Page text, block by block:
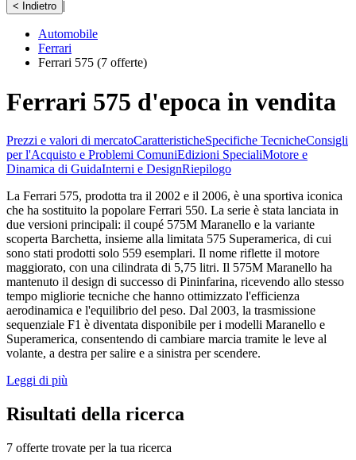
< Indietro |
Automobile
Ferrari
Ferrari 575 (7 offerte)
Ferrari 575 d'epoca in vendita
Prezzi e valori di mercatoCaratteristicheSpecifiche TecnicheConsigli
per l'Acquisto e Problemi ComuniEdizioni SpecialiMotore e
Dinamica di GuidaInterni e DesignRiepilogo
La Ferrari 575, prodotta tra il 2002 e il 2006, è una sportiva iconica
che ha sostituito la popolare Ferrari 550. La serie è stata lanciata in
due versioni principali: il coupé 575M Maranello e la variante
scoperta Barchetta, insieme alla limitata 575 Superamerica, di cui
sono stati prodotti solo 559 esemplari. Il nome riflette il motore
maggiorato, con una cilindrata di 5,75 litri. Il 575M Maranello ha
mantenuto il design di successo di Pininfarina, ricevendo allo stesso
tempo migliorie tecniche che hanno ottimizzato l'efficienza
aerodinamica e l'equilibrio del peso. Dal 2003, la trasmissione
sequenziale F1 è diventata disponibile per i modelli Maranello e
Superamerica, consentendo di cambiare marcia tramite le leve al
volante, a destra per salire e a sinistra per scendere.
Leggi di più
Risultati della ricerca
7 offerte trovate per la tua ricerca